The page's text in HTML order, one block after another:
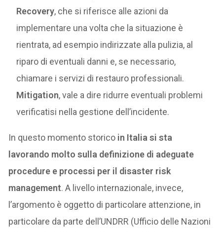
Recovery, che si riferisce alle azioni da
implementare una volta che la situazione è
rientrata, ad esempio indirizzate alla pulizia, al
riparo di eventuali danni e, se necessario,
chiamare i servizi di restauro professionali.
Mitigation, vale a dire ridurre eventuali problemi
verificatisi nella gestione dell’incidente.
In questo momento storico in Italia si sta
lavorando molto sulla definizione di adeguate
procedure e processi per il disaster risk
management. A livello internazionale, invece,
l’argomento è oggetto di particolare attenzione, in
particolare da parte dell’UNDRR (Ufficio delle Nazioni